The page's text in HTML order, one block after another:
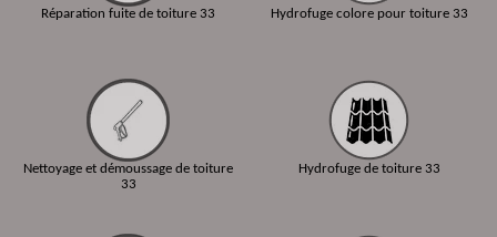
Réparation fuite de toiture 33
Nettoyage et démoussage de toiture
33
Hydrofuge colore pour toiture 33
Hydrofuge de toiture 33